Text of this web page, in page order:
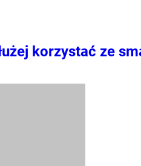
korzystać ze